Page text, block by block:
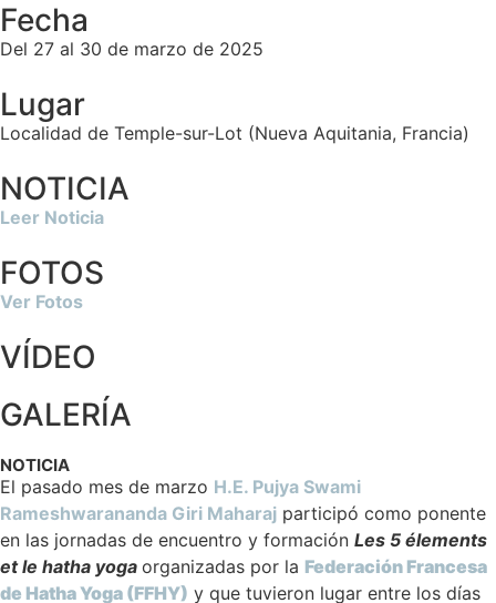
Fecha
Del 27 al 30 de marzo de 2025
Lugar
Localidad de Temple-sur-Lot (Nueva Aquitania, Francia)
NOTICIA
Leer Noticia
FOTOS
Ver Fotos
VÍDEO
GALERÍA
NOTICIA
El pasado mes de marzo H.E. Pujya Swami
Rameshwarananda Giri Maharaj participó como ponente
en las jornadas de encuentro y formación Les 5 élements
et le hatha yoga organizadas por la Federación Francesa
de Hatha Yoga (FFHY) y que tuvieron lugar entre los días